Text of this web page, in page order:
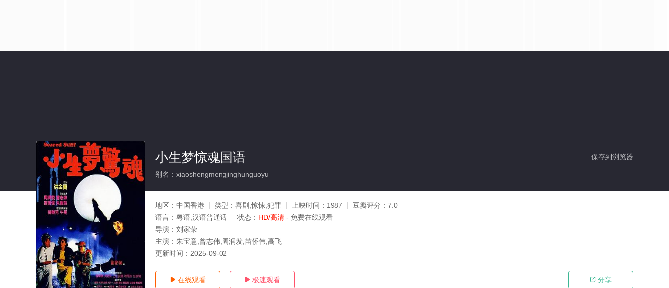
保存到浏览器
小生梦惊魂国语
别名：xiaoshengmengjinghunguoyu
地区： 中国香港 类型： 喜剧,惊悚,犯罪 上映时间： 1987 豆瓣评分： 7.0
语言： 粤语,汉语普通话 状态： HD/高清 - 免费在线观看
导演： 刘家荣
主演： 朱宝意,曾志伟,周润发,苗侨伟,高飞
更新时间： 2025-09-02
 在线观看  极速观看  分享